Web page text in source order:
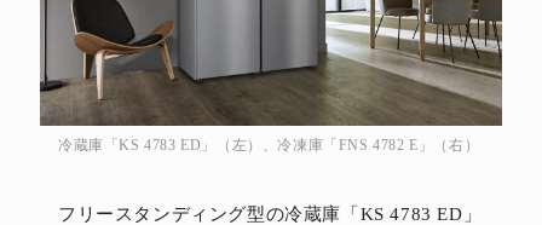
冷蔵庫「KS 4783 ED」（左）、冷凍庫「FNS 4782 E」（右）
フリースタンディング型の冷蔵庫「KS 4783 ED」